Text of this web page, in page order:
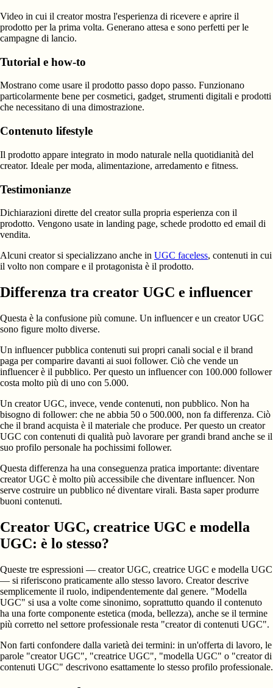
Video in cui il creator mostra l'esperienza di ricevere e aprire il
prodotto per la prima volta. Generano attesa e sono perfetti per le
campagne di lancio.
Tutorial e how-to
Mostrano come usare il prodotto passo dopo passo. Funzionano
particolarmente bene per cosmetici, gadget, strumenti digitali e prodotti
che necessitano di una dimostrazione.
Contenuto lifestyle
Il prodotto appare integrato in modo naturale nella quotidianità del
creator. Ideale per moda, alimentazione, arredamento e fitness.
Testimonianze
Dichiarazioni dirette del creator sulla propria esperienza con il
prodotto. Vengono usate in landing page, schede prodotto ed email di
vendita.
Alcuni creator si specializzano anche in UGC faceless, contenuti in cui
il volto non compare e il protagonista è il prodotto.
Differenza tra creator UGC e influencer
Questa è la confusione più comune. Un influencer e un creator UGC
sono figure molto diverse.
Un influencer pubblica contenuti sui propri canali social e il brand
paga per comparire davanti ai suoi follower. Ciò che vende un
influencer è il pubblico. Per questo un influencer con 100.000 follower
costa molto più di uno con 5.000.
Un creator UGC, invece, vende contenuti, non pubblico. Non ha
bisogno di follower: che ne abbia 50 o 500.000, non fa differenza. Ciò
che il brand acquista è il materiale che produce. Per questo un creator
UGC con contenuti di qualità può lavorare per grandi brand anche se il
suo profilo personale ha pochissimi follower.
Questa differenza ha una conseguenza pratica importante: diventare
creator UGC è molto più accessibile che diventare influencer. Non
serve costruire un pubblico né diventare virali. Basta saper produrre
buoni contenuti.
Creator UGC, creatrice UGC e modella
UGC: è lo stesso?
Queste tre espressioni — creator UGC, creatrice UGC e modella UGC
— si riferiscono praticamente allo stesso lavoro. Creator descrive
semplicemente il ruolo, indipendentemente dal genere. "Modella
UGC" si usa a volte come sinonimo, soprattutto quando il contenuto
ha una forte componente estetica (moda, bellezza), anche se il termine
più corretto nel settore professionale resta "creator di contenuti UGC".
Non farti confondere dalla varietà dei termini: in un'offerta di lavoro, le
parole "creator UGC", "creatrice UGC", "modella UGC" o "creator di
contenuti UGC" descrivono esattamente lo stesso profilo professionale.